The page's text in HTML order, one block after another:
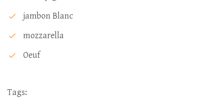
check Jambon Blanc
check Mozzarella
check Oeuf
Tags: